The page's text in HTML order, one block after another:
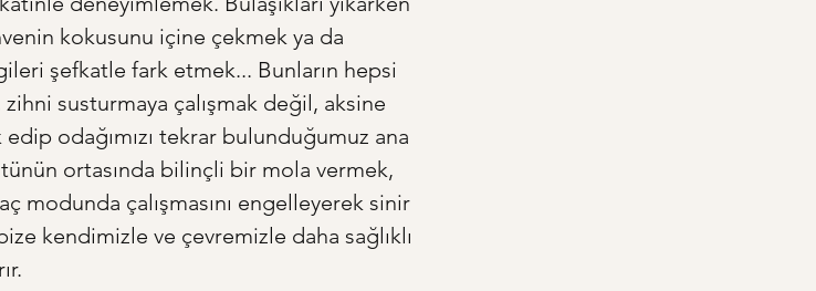
kokusunu içine çekmek ya da
şefkatle fark etmek... Bunların hepsi
susturmaya çalışmak değil, aksine
edip odağımızı tekrar bulunduğumuz ana
ortasında bilinçli bir mola vermek,
modunda çalışmasını engelleyerek sinir
kendimizle ve çevremizle daha sağlıklı